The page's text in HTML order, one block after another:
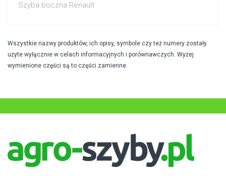
Szyba boczna Renault
Wszystkie nazwy produktów, ich opisy, symbole czy też numery zostały
użyte wyłącznie w celach informacyjnych i porównawczych. Wyżej
wymienione części są to części zamienne.